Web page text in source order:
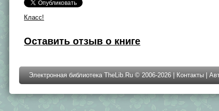
Класс!
Оставить отзыв о книге
Электронная библиотека TheLib.Ru © 2006-2026 | Контакты |